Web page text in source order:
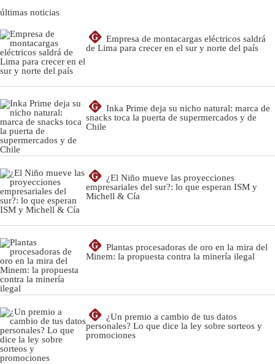
últimas noticias
G
Empresa de montacargas eléctricos saldrá
de Lima para crecer en el sur y norte del país
G
Inka Prime deja su nicho natural: marca de
snacks toca la puerta de supermercados y de
Chile
G
¿El Niño mueve las proyecciones
empresariales del sur?: lo que esperan ISM y
Michell & Cía
G
Plantas procesadoras de oro en la mira del
Minem: la propuesta contra la minería ilegal
G
¿Un premio a cambio de tus datos
personales? Lo que dice la ley sobre sorteos y
promociones